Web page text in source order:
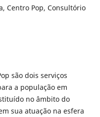
Centro Pop, Consultório
são dois serviços
a população em
no âmbito do
sua atuação na esfera